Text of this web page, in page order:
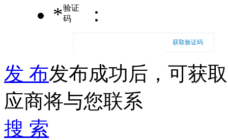
*验证
码
：
获取验证码
发 布发布成功后，可获
应商将与您联系
搜 索